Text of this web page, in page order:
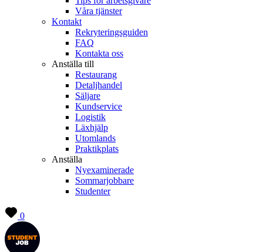
Våra tjänster
Kontakt
Rekryteringsguiden
FAQ
Kontakta oss
Anställa till
Restaurang
Detaljhandel
Säljare
Kundservice
Logistik
Läxhjälp
Utomlands
Praktikplats
Anställa
Nyexaminerade
Sommarjobbare
Studenter
0